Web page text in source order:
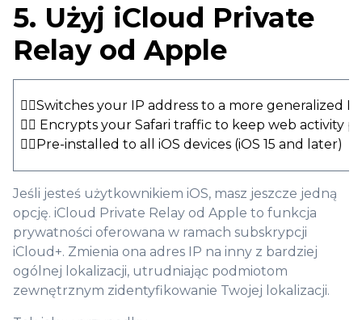
5. Użyj iCloud Private
Relay od Apple
👍🏻Switches your IP address to a more generalized
👍🏻 Encrypts your Safari traffic to keep web activity
👍🏻Pre-installed to all iOS devices (iOS 15 and later)
Jeśli jesteś użytkownikiem iOS, masz jeszcze jedną
opcję. iCloud Private Relay od Apple to funkcja
prywatności oferowana w ramach subskrypcji
iCloud+. Zmienia ona adres IP na inny z bardziej
ogólnej lokalizacji, utrudniając podmiotom
zewnętrznym zidentyfikowanie Twojej lokalizacji.